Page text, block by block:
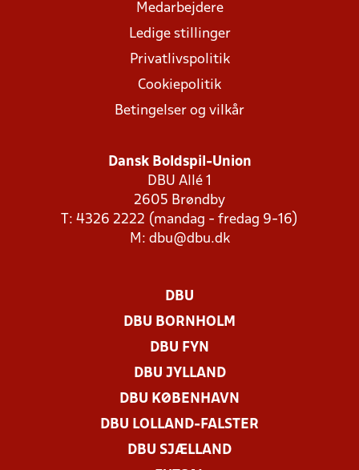
Medarbejdere
Ledige stillinger
Privatlivspolitik
Cookiepolitik
Betingelser og vilkår
Dansk Boldspil-Union
DBU Allé 1
2605 Brøndby
T: 4326 2222 (mandag - fredag 9-16)
M: dbu@dbu.dk
DBU
DBU BORNHOLM
DBU FYN
DBU JYLLAND
DBU KØBENHAVN
DBU LOLLAND-FALSTER
DBU SJÆLLAND